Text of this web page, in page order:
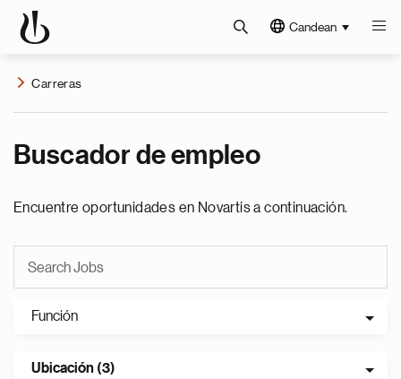
Candean
Carreras
Buscador de empleo
Encuentre oportunidades en Novartis a continuación.
Función
Ubicación (3)